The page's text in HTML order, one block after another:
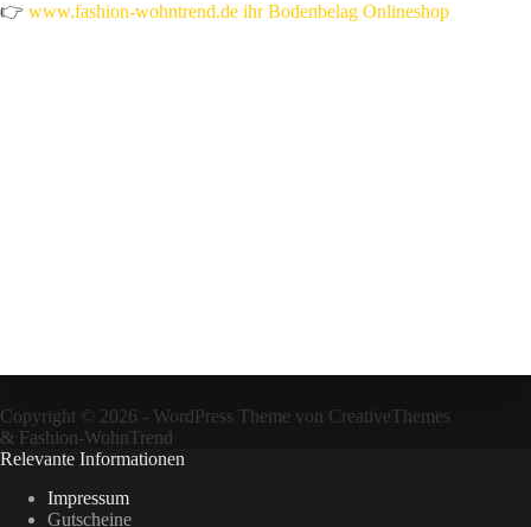
👉 www.fashion-wohntrend.de ihr Bodenbelag Onlineshop
Copyright © 2026 - WordPress Theme von CreativeThemes
& Fashion-WohnTrend
Relevante Informationen
Impressum
Gutscheine